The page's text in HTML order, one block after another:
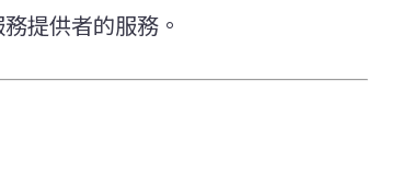
提供者的服務。